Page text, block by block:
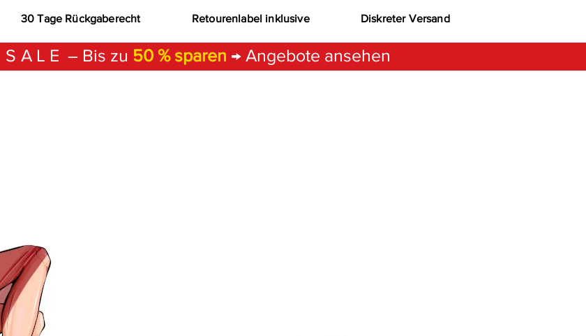
30 Tage Rückgaberecht Retourenlabel inklusive Diskreter Versand
– Bis zu 50 % sparen → Angebote ansehen